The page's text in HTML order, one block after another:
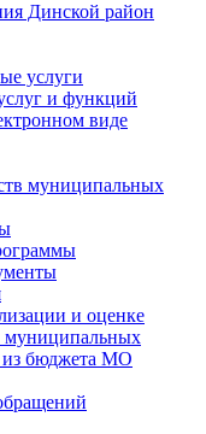
Динской район
услуги
и функций
виде
муниципальных
и оценке
муниципальных
из бюджета МО